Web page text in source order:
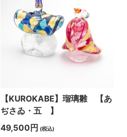
【KUROKABE】瑠璃雛 【あ
ぢさゐ・五 】
49,500円 (税込)